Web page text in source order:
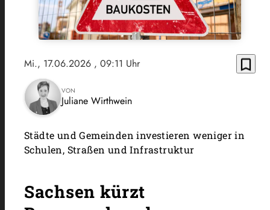
Mi., 17.06.2026 , 09:11 Uhr bookmark_border
VON
Juliane Wirthwein
Städte und Gemeinden investieren weniger in
Schulen, Straßen und Infrastruktur
Sachsen kürzt